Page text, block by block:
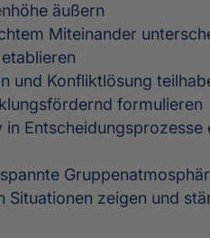
äußern
Miteinander
und Konfliktlösung
formulieren
Entscheidungsprozesse
Situationen zeigen und